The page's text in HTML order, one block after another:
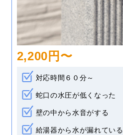
2,200円〜
対応時間６０分～
蛇口の水圧が低くなった
壁の中から水音がする
給湯器から水が漏れている